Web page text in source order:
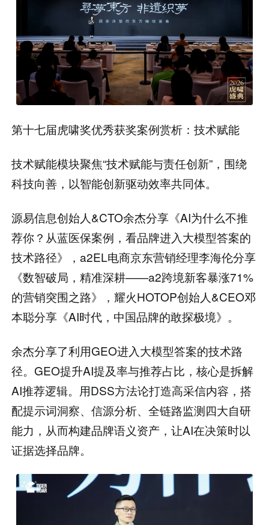
第十七届虎啸奖优秀获奖案例赏析：技术赋能
技术赋能模块聚焦“技术赋能与责任创新”，围绕
科技向善，以智能创新驱动效率共同体。
源易信息创始人&CTO余杰分享《AI为什么不推
荐你？从蓝医保案例，看品牌进入大模型答案的
技术路径》，a2EL电商京东营销经理李海伦分享
《数智破局，精准深耕——a2跨境新客暴涨71%
的营销突围之路》，耀火HOTOP创始人&CEO邓
本聪分享《AI时代，中国品牌的敢探极境》。
余杰分享了利用GEO进入大模型答案的技术路
径。GEO提升AI提及率与推荐占比，核心是拆解
AI推荐逻辑。用DSS方法论打造高采信内容，搭
配提示词洞察、信源分析、全链路监测四大自研
能力，从而构建品牌语义资产，让AI在决策时以
证据选择品牌。